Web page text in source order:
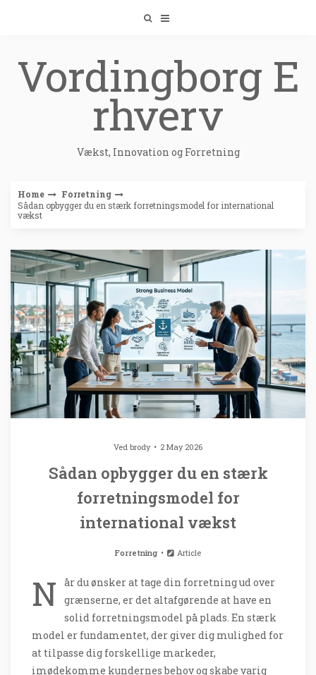
Vordingborg E
rhverv
Vækst, Innovation og Forretning
Home
Forretning
Sådan opbygger du en stærk forretningsmodel for international
vækst
Ved brody 2 May 2026
Sådan opbygger du en stærk
forretningsmodel for
international vækst
Forretning Article
N
år du ønsker at tage din forretning ud over
grænserne, er det altafgørende at have en
solid forretningsmodel på plads. En stærk
model er fundamentet, der giver dig mulighed for
at tilpasse dig forskellige markeder,
imødekomme kundernes behov og skabe varig